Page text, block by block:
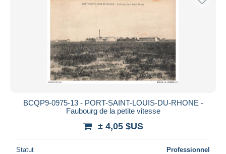
BCQP9-0975-13 - PORT-SAINT-LOUIS-DU-RHONE -
Faubourg de la petite vitesse
± 4,05 $US
Statut Professionnel